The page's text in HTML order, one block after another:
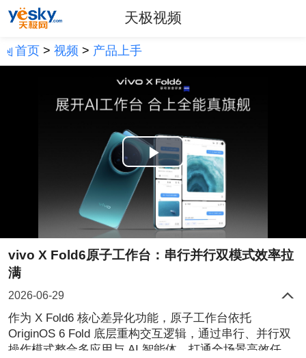
天极视频
首页> 视频 > 产品上手
Play
Video
vivo X Fold6原子工作台：串行并行双模式效率拉
满
2026-06-29
作为 X Fold6 核心差异化功能，原子工作台依托
OriginOS 6 Fold 底层重构交互逻辑，通过串行、并行双
操作模式整合多应用与 AI 智能体，打通全场景高效任务